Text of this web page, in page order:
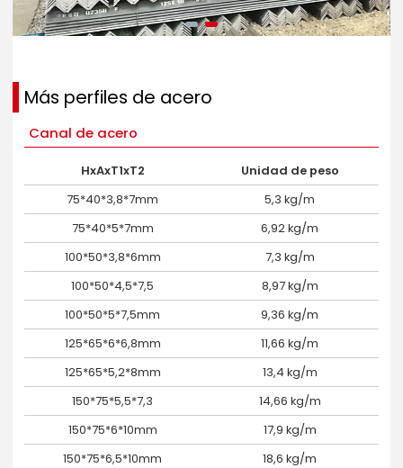
Más perfiles de acero
Canal de acero
HxAxT1xT2
Unidad de peso
75*40*3,8*7mm
5,3 kg/m
75*40*5*7mm
6,92 kg/m
100*50*3,8*6mm
7,3 kg/m
100*50*4,5*7,5
8,97 kg/m
100*50*5*7,5mm
9,36 kg/m
125*65*6*6,8mm
11,66 kg/m
125*65*5,2*8mm
13,4 kg/m
150*75*5,5*7,3
14,66 kg/m
150*75*6*10mm
17,9 kg/m
150*75*6,5*10mm
18,6 kg/m